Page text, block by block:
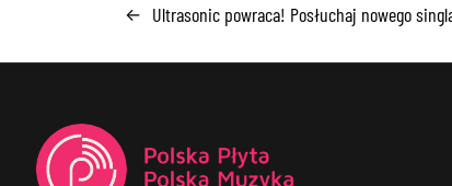
← Ultrasonic powraca! Posłuchaj nowego